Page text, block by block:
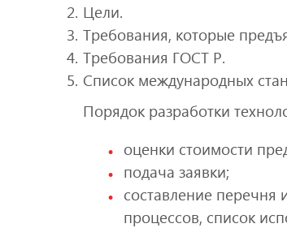
Цели.
Требования, которые
Требования ГОСТ Р.
Список международных
Порядок разработки
оценки стоимости
подача заявки;
составление перечня
процессов, список